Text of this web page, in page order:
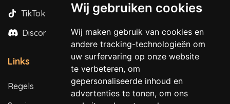
Wij gebruiken cookies
Wij maken gebruik van cookies en
andere tracking-technologieën om
uw surfervaring op onze website
te verbeteren, om
gepersonaliseerde inhoud en
advertenties te tonen, om ons
TikTok
Discord
Links
Regels